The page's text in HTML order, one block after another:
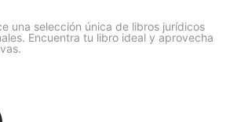
una selección única de libros jurídicos
Encuentra tu libro ideal y aprovecha